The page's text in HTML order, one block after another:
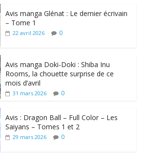
Avis manga Glénat : Le dernier écrivain
– Tome 1
22 avril 2026 0
Avis manga Doki-Doki : Shiba Inu
Rooms, la chouette surprise de ce
mois d’avril
31 mars 2026 0
Avis : Dragon Ball – Full Color – Les
Saiyans – Tomes 1 et 2
29 mars 2026 0